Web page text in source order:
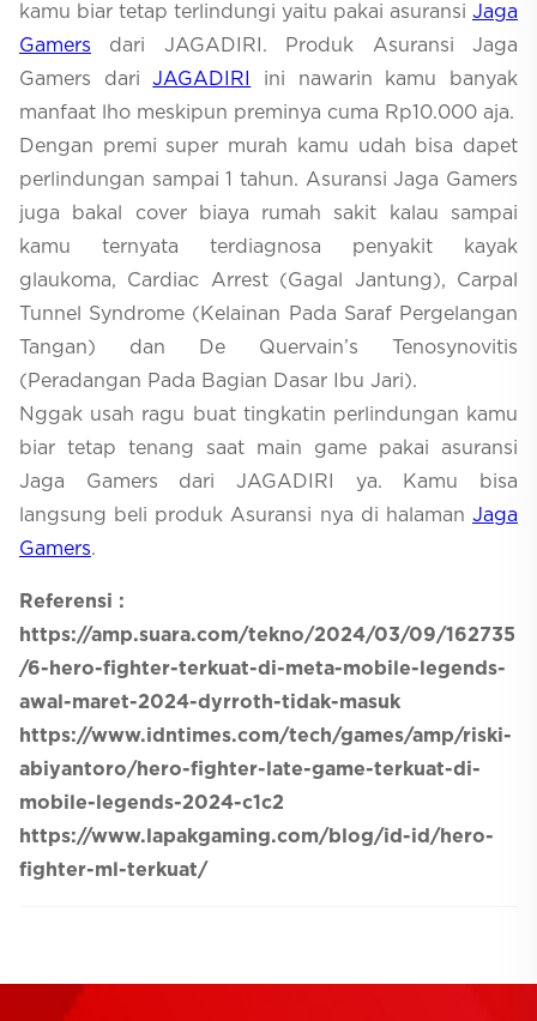
kamu biar tetap terlindungi yaitu pakai asuransi Jaga
Gamers dari JAGADIRI. Produk Asuransi Jaga
Gamers dariJAGADIRI
ini nawarin kamu banyak
manfaat lho meskipun preminya cuma Rp10.000 aja.
Dengan premi super murah kamu udah bisa dapet
perlindungan sampai 1 tahun. Asuransi Jaga Gamers
juga bakal cover biaya rumah sakit kalau sampai
kamu ternyata terdiagnosa penyakit kayak
glaukoma, Cardiac Arrest (Gagal Jantung), Carpal
Tunnel Syndrome (Kelainan Pada Saraf Pergelangan
Tangan) dan De Quervain’s Tenosynovitis
(Peradangan Pada Bagian Dasar Ibu Jari).
Nggak usah ragu buat tingkatin perlindungan kamu
biar tetap tenang saat main game pakai asuransi
Jaga Gamers dari JAGADIRI ya. Kamu bisa
langsung beli produk Asuransi nya di halaman Jaga
Gamers.
Referensi :
https://amp.suara.com/tekno/2024/03/09/162735
/6-hero-fighter-terkuat-di-meta-mobile-legends-
awal-maret-2024-dyrroth-tidak-masuk
https://www.idntimes.com/tech/games/amp/riski-
abiyantoro/hero-fighter-late-game-terkuat-di-
mobile-legends-2024-c1c2
https://www.lapakgaming.com/blog/id-id/hero-
fighter-ml-terkuat/